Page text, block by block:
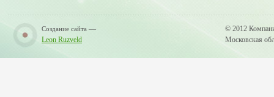
Создание сайта —
Leon Ruzveld
© 2012
Московская